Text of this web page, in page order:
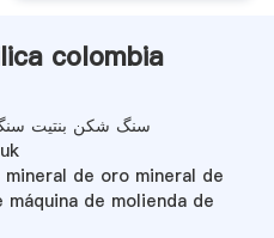
colombia
سنگ شکن بنتیت
de oro mineral de
de molienda de